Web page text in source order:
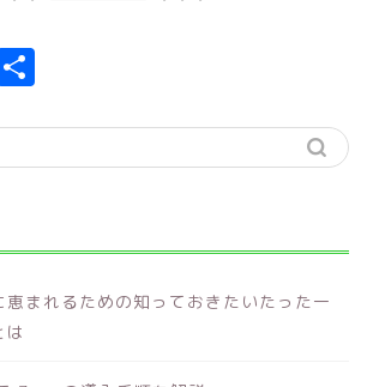
恵まれるための知っておきたいたった一
は